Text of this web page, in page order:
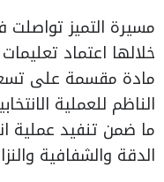
مادة مقسمة على
الناظم للعملية
ما ضمن تنفيد عملية
الدقة والشفافية